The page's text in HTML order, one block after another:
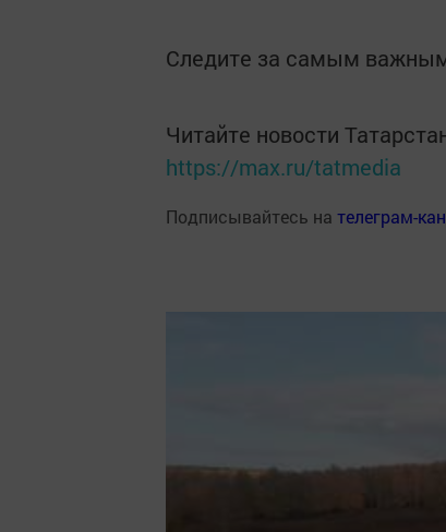
Следите за самым
Читайте новости
https://max.ru/tatmedia
Подписывайтесь на телеграм-